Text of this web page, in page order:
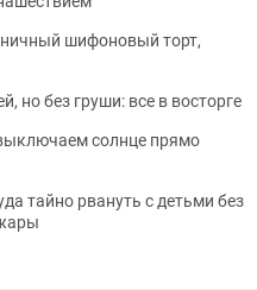
шифоновый торт,
но без груши: все в восторге
солнце прямо
тайно рвануть с детьми без